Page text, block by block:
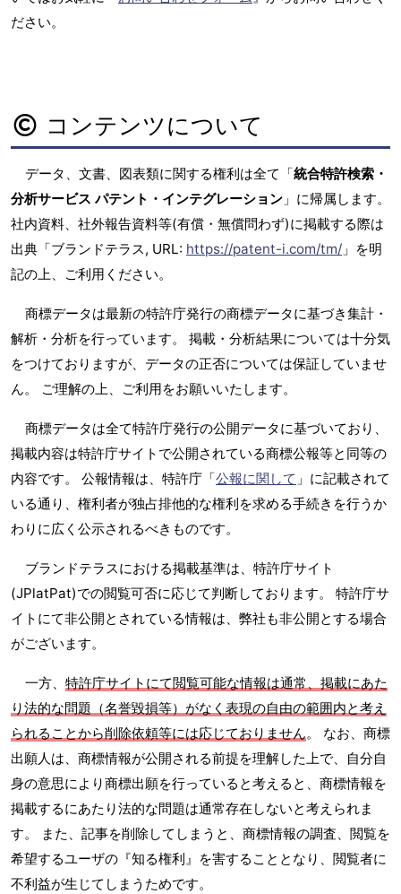
ださい。
コンテンツについて
データ、文書、図表類に関する権利は全て「統合特許検索・
分析サービス パテント・インテグレーション 」に帰属します。
社内資料、社外報告資料等(有償・無償問わず)に掲載する際は
出典「ブランドテラス, URL: https://patent-i.com/tm/ 」を明
記の上、ご利用ください。
商標データは最新の特許庁発行の商標データに基づき集計・
解析・分析を行っています。 掲載・分析結果については十分気
をつけておりますが、データの正否については保証していませ
ん。 ご理解の上、ご利用をお願いいたします。
商標データは全て特許庁発行の公開データに基づいており、
掲載内容は特許庁サイトで公開されている商標公報等と同等の
内容です。 公報情報は、特許庁「公報に関して 」に記載されて
いる通り、権利者が独占排他的な権利を求める手続きを行うか
わりに広く公示されるべきものです。
ブランドテラスにおける掲載基準は、特許庁サイト
(JPlatPat)での閲覧可否に応じて判断しております。 特許庁サ
イトにて非公開とされている情報は、弊社も非公開とする場合
がございます。
一方、 特許庁サイトにて閲覧可能な情報は通常、掲載にあた
り法的な問題（名誉毀損等）がなく表現の自由の範囲内と考え
られることから削除依頼等には応じておりません。 なお、商標
出願人は、商標情報が公開される前提を理解した上で、自分自
身の意思により商標出願を行っていると考えると、商標情報を
掲載するにあたり法的な問題は通常存在しないと考えられま
す。 また、記事を削除してしまうと、商標情報の調査、閲覧を
希望するユーザの『知る権利』を害することとなり、閲覧者に
不利益が生じてしまうためです。